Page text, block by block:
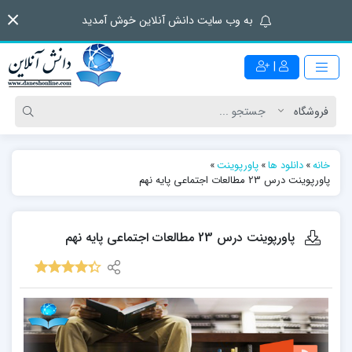
به وب سایت دانش آنلاین خوش آمدید
|
خانه»دانلود ها»پاورپوینت»
پاورپوینت درس 23 مطالعات اجتماعی پایه نهم
پاورپوینت درس 23 مطالعات اجتماعی پایه نهم